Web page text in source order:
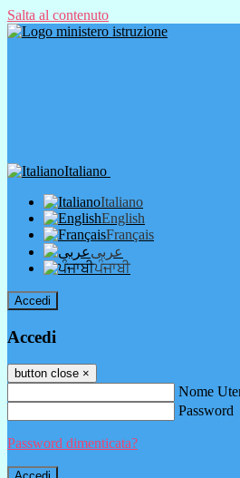
Salta al contenuto
Italiano
Italiano
English
Français
عربى
ਪੰਜਾਬੀ
Accedi
Accedi
button close ×
Nome
Password
Password dimenticata?